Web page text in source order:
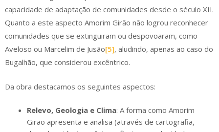
capacidade de adaptação de comunidades desde o século XII.
Quanto a este aspecto Amorim Girão não logrou reconhecer
comunidades que se extinguiram ou despovoaram, como
Aveloso ou Marcelim de Jusão[5], aludindo, apenas ao caso do
Bugalhão, que considerou excêntrico.
Da obra destacamos os seguintes aspectos:
Relevo, Geologia e Clima: A forma como Amorim
Girão apresenta e analisa (através de cartografia,